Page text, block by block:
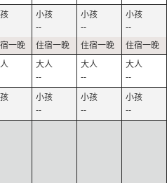
--
--
--
--
--
--
--
--
--